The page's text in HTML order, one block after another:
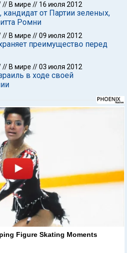
// В мире // 16 июля 2012
от Партии зеленых,
Ромни
// В мире //09 июля 2012
преимущество перед
// В мире //03 июля 2012
в ходе своей
Figure Skating Moments